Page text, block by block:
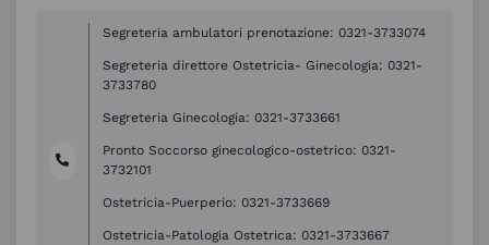
Segreteria ambulatori prenotazione: 0321-3733074
Segreteria direttore Ostetricia- Ginecologia: 0321-
3733780
Segreteria Ginecologia: 0321-3733661
Pronto Soccorso ginecologico-ostetrico: 0321-
3732101
Ostetricia-Puerperio: 0321-3733669
Ostetricia-Patologia Ostetrica: 0321-3733667